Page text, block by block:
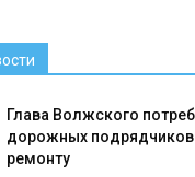
Глава Волжского
дорожных подрядчиков
ремонту